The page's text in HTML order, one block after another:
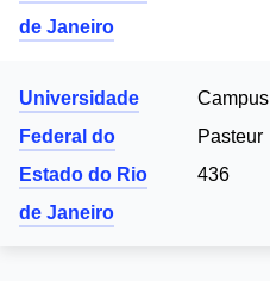
de Janeiro
Universidade
Federal do
Estado do Rio
de Janeiro
Campus
Pasteur
436